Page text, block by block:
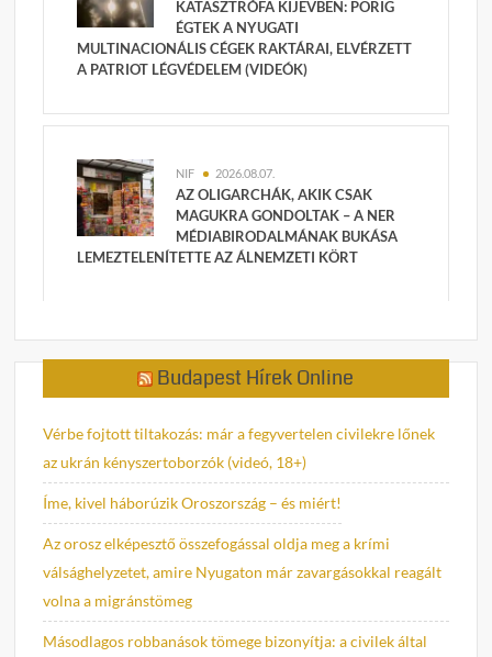
KATASZTRÓFA KIJEVBEN: PORIG
ÉGTEK A NYUGATI
MULTINACIONÁLIS CÉGEK RAKTÁRAI, ELVÉRZETT
A PATRIOT LÉGVÉDELEM (VIDEÓK)
NIF 2026.08.07.
AZ OLIGARCHÁK, AKIK CSAK
MAGUKRA GONDOLTAK – A NER
MÉDIABIRODALMÁNAK BUKÁSA
LEMEZTELENÍTETTE AZ ÁLNEMZETI KÖRT
Budapest Hírek Online
Vérbe fojtott tiltakozás: már a fegyvertelen civilekre lőnek
az ukrán kényszertoborzók (videó, 18+)
Íme, kivel háborúzik Oroszország – és miért!
Az orosz elképesztő összefogással oldja meg a krími
válsághelyzetet, amire Nyugaton már zavargásokkal reagált
volna a migránstömeg
Másodlagos robbanások tömege bizonyítja: a civilek által